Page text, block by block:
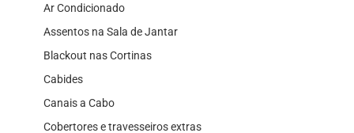
Ar Condicionado
Assentos na Sala de Jantar
Blackout nas Cortinas
Cabides
Canais a Cabo
Cobertores e travesseiros extras